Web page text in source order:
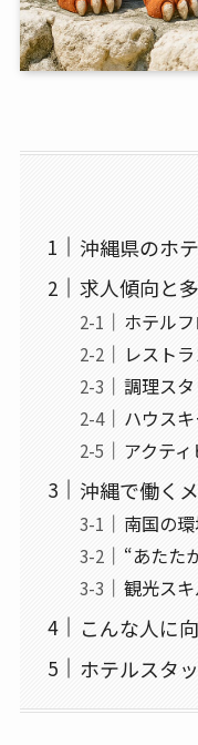
沖縄県のホ
求人傾向と
ホテル
レスト
調理ス
ハウス
アクテ
沖縄で働く
南国の
“あたた
観光ス
こんな人に
ホテルスタ